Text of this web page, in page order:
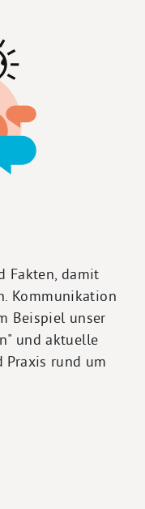
Fakten, damit
Kommunikation
Beispiel unser
und aktuelle
Praxis rund um